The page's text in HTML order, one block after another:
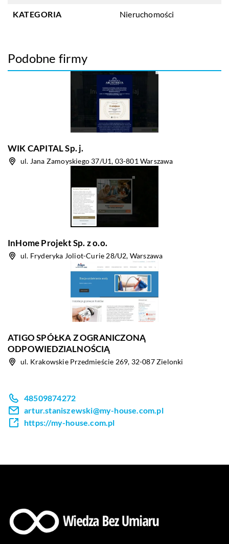
KATEGORIA Nieruchomości
Podobne firmy
WIK CAPITAL Sp. j.
ul. Jana Zamoyskiego 37/U1, 03-801 Warszawa
InHome Projekt Sp. z o.o.
ul. Fryderyka Joliot-Curie 28/U2, Warszawa
ATIGO SPÓŁKA Z OGRANICZONĄ
ODPOWIEDZIALNOŚCIĄ
ul. Krakowskie Przedmieście 269, 32-087 Zielonki
48509874272
artur.staniszewski@my-house.com.pl
https://my-house.com.pl